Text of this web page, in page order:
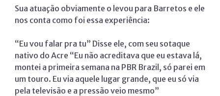
Sua atuação obviamente o levou para Barretos e ele
nos conta como foi essa experiência:
“Eu vou falar pra tu” Disse ele, com seu sotaque
nativo do Acre “Eu não acreditava que eu estava lá,
montei a primeira semana na PBR Brazil, só parei em
um touro. Eu via aquele lugar grande, que eu só via
pela televisão e a pressão veio mesmo”